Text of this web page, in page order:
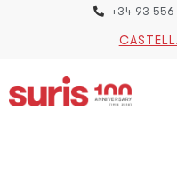
+34 93 556